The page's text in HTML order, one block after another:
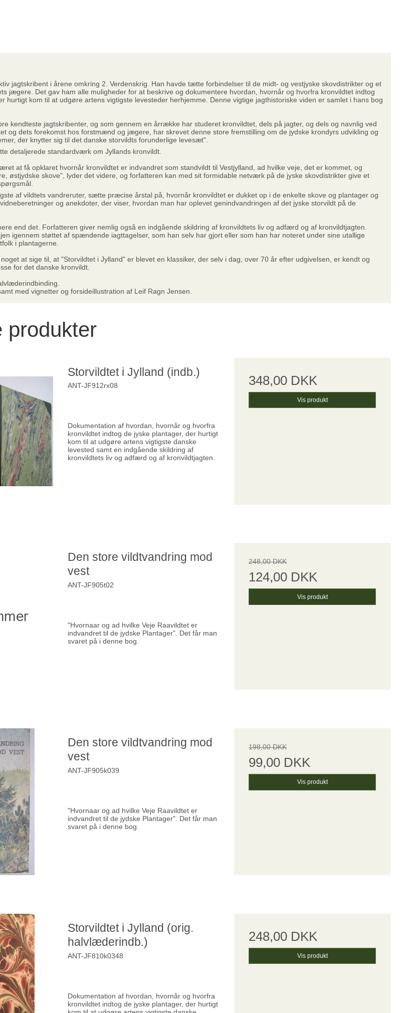
jagtskribent i årene omkring 2. Verdenskrig. Han havde tætte forbindelser til de midt- og vestjyske skovdistrikter og et
jægere. Det gav ham alle muligheder for at beskrive og dokumentere hvordan, hvornår og hvorfra kronvildtet indtog
hurtigt kom til at udgøre artens vigtigste levesteder herhjemme. Denne vigtige jagthistoriske viden er samlet i hans bog
kendteste jagtskribenter, og som gennem en årrække har studeret kronvildtet, dels på jagter, og dels og navnlig ved
og dets forekomst hos forstmænd og jægere, har skrevet denne store fremstilling om de jydske krondyrs udvikling og
der knytter sig til det danske storvildts forunderlige levesæt".
detaljerede standardværk om Jyllands kronvildt.
at få opklaret hvornår kronvildtet er indvandret som standvildt til Vestjylland, ad hvilke veje, det er kommet, og
østjydske skove", lyder det videre, og forfatteren kan med sit formidable netværk på de jyske skovdistrikter give et
af vildtets vandreruter, sætte præcise årstal på, hvornår kronvildtet er dukket op i de enkelte skove og plantager og
og anekdoter, der viser, hvordan man har oplevet genindvandringen af det jyske storvildt på de
end det. Forfatteren giver nemlig også en indgående skildring af kronvildtets liv og adfærd og af kronvildtjagten.
igennem støttet af spændende iagttagelser, som han selv har gjort eller som han har noteret under sine utallige
i plantagerne.
at sige til, at "Storvildtet i Jylland" er blevet en klassiker, der selv i dag, over 70 år efter udgivelsen, er kendt og
for det danske kronvildt.
med vignetter og forsideillustration af Leif Ragn Jensen.
produkter
Storvildtet i Jylland (indb.)
ANT-JF912rx08
Dokumentation af hvordan, hvornår og hvorfra
kronvildtet indtog de jyske plantager, der hurtigt
kom til at udgøre artens vigtigste danske
levested samt en indgående skildring af
kronvildtets liv og adfærd og af kronvildtjagten.
348,00 DKK
Vis produkt
Den store vildtvandring mod
vest
ANT-JF905t02
"Hvornaar og ad hvilke Veje Raavildtet er
indvandret til de jydske Plantager". Det får man
svaret på i denne bog.
248,00 DKK
124,00 DKK
Vis produkt
Den store vildtvandring mod
vest
ANT-JF905k039
"Hvornaar og ad hvilke Veje Raavildtet er
indvandret til de jydske Plantager". Det får man
svaret på i denne bog.
198,00 DKK
99,00 DKK
Vis produkt
Storvildtet i Jylland (orig.
halvlæderindb.)
ANT-JF810k0348
Dokumentation af hvordan, hvornår og hvorfra
kronvildtet indtog de jyske plantager, der hurtigt
248,00 DKK
Vis produkt